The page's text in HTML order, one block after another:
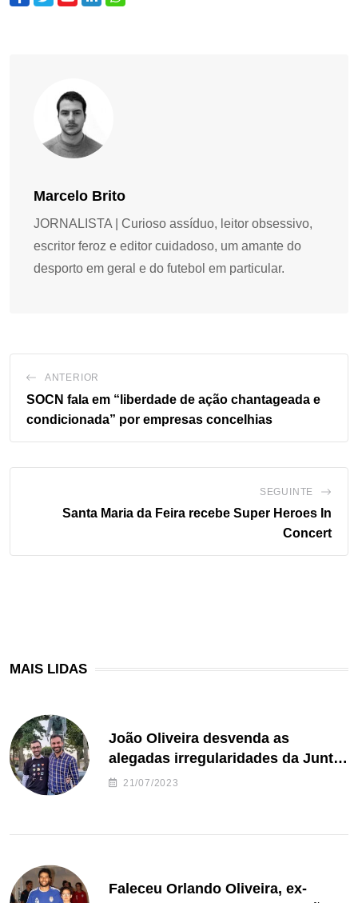
Marcelo Brito
JORNALISTA | Curioso assíduo, leitor obsessivo,
escritor feroz e editor cuidadoso, um amante do
desporto em geral e do futebol em particular.
ANTERIOR
SOCN fala em “liberdade de ação chantageada e
condicionada” por empresas concelhias
SEGUINTE
Santa Maria da Feira recebe Super Heroes In
Concert
MAIS LIDAS
João Oliveira desvenda as
alegadas irregularidades da Junta
de Freguesia S. João de Ver
21/07/2023
Faleceu Orlando Oliveira, ex-